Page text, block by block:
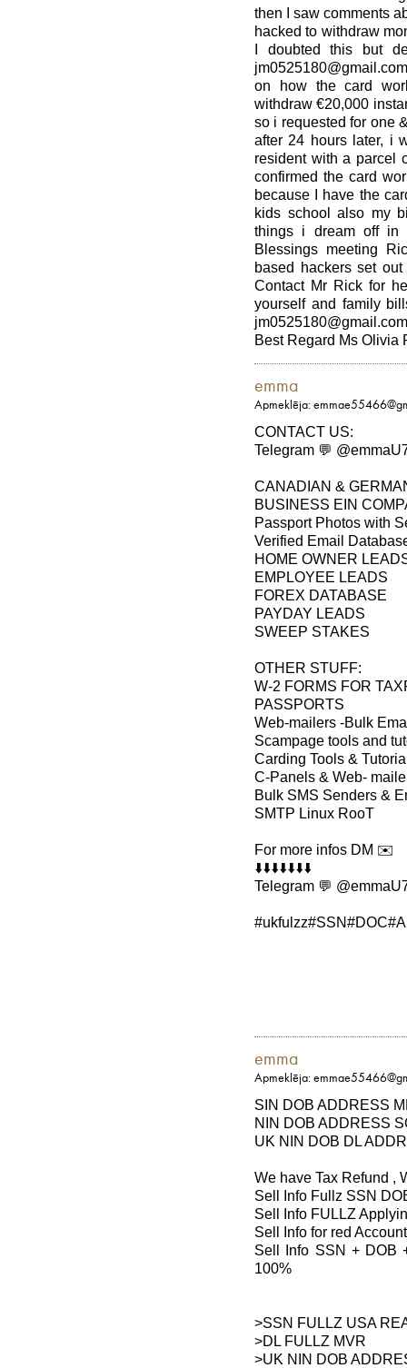
then I saw comments
hacked to withdraw
I doubted this but
on how the card
withdraw €20,000
so i requested for one
after 24 hours later, i
resident with a parcel
confirmed the card
because I have the
kids school also my
things i dream off
Blessings meeting
based hackers set
Contact Mr Rick for
yourself and family
Best Regard Ms Olivia
emma
Apmeklēja:
CONTACT US:
Telegram 💬
CANADIAN &
BUSINESS EIN
Passport Photos with
Verified Email
HOME OWNER
EMPLOYEE LEADS
FOREX DATABASE
PAYDAY LEADS
SWEEP STAKES
OTHER STUFF:
W-2 FORMS FOR
PASSPORTS
Web-mailers -Bulk
Scampage tools and
Carding Tools &
C-Panels & Web-
Bulk SMS Senders &
SMTP Linux RooT
For more infos DM ✉️
⬇️⬇️⬇️⬇️⬇️⬇️⬇️
Telegram 💬
emma
Apmeklēja:
SIN DOB ADDRESS
NIN DOB ADDRESS
UK NIN DOB DL
We have Tax Refund ,
Sell Info Fullz SSN
Sell Info FULLZ
Sell Info for red
Sell Info SSN + DOB
100%
>SSN FULLZ USA
>DL FULLZ MVR
>UK NIN DOB